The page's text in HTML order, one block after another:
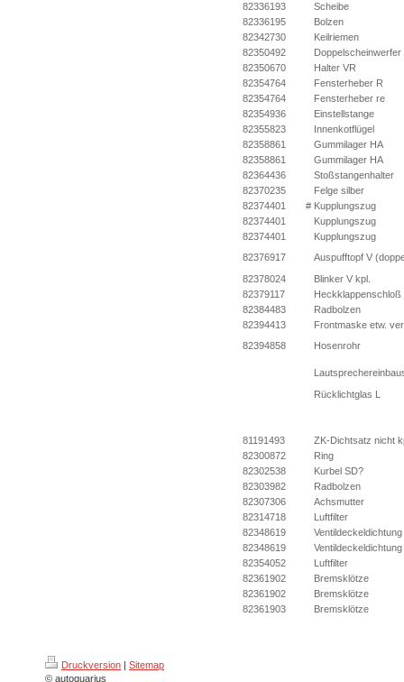
82336193
Scheibe
82336195
Bolzen
82342730
Keilriemen
82350492
Doppelscheinwerfer
82350670
Halter VR
82354764
Fensterheber R
82354764
Fensterheber re
82354936
Einstellstange
82355823
Innenkotflügel
82358861
Gummilager HA
82358861
Gummilager HA
82364436
Stoßstangenhalter
82370235
Felge silber
82374401
# Kupplungszug
82374401
Kupplungszug
82374401
Kupplungszug
82376917
Auspufftopf V
82378024
Blinker V kpl.
82379117
Heckklappenschloß
82384483
Radbolzen
82394413
Frontmaske etw.
82394858
Hosenrohr
Rücklichtglas L
81191493
ZK-Dichtsatz nicht
82300872
Ring
82302538
Kurbel SD?
82303982
Radbolzen
82307306
Achsmutter
82314718
Luftfilter
82348619
Ventildeckeldichtung
82348619
Ventildeckeldichtung
82354052
Luftfilter
82361902
Bremsklötze
82361902
Bremsklötze
82361903
Bremsklötze
Druckversion | Sitemap
© autoquarius